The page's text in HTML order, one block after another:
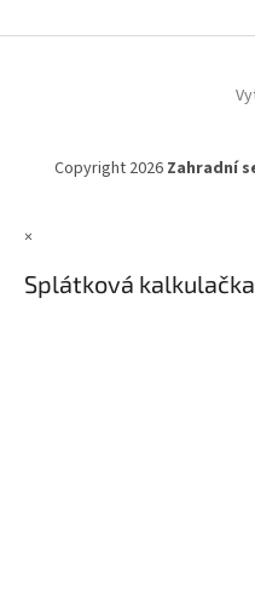
Copyright 2026 Zahradní
×
Splátková kalkulačka